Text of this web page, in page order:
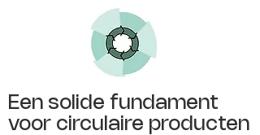
Een solide fundament
voor circulaire producten